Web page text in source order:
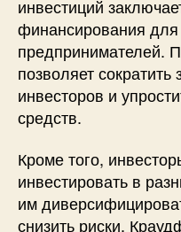
инвестиций
финансирования
предпринимателей.
позволяет сократить
инвесторов и
средств.
Кроме того,
инвестировать в
им
снизить риски.